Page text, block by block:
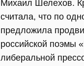
Михаил Шелехов.
считала, что по
предложила
российской поэмы
либеральной